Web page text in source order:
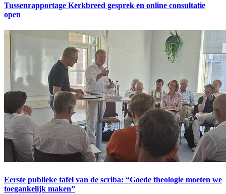
Tussenrapportage Kerkbreed gesprek en online consultatie
open
Eerste publieke tafel van de scriba: “Goede theologie moeten we
toegankelijk maken”